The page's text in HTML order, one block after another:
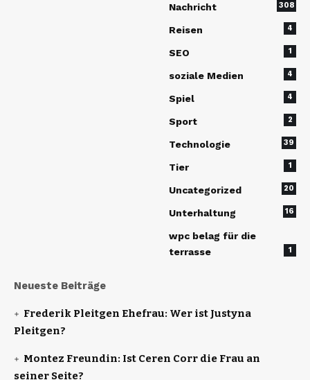
Nachricht 308
Reisen 4
SEO 1
soziale Medien 4
Spiel 4
Sport 2
Technologie 39
Tier 1
Uncategorized 20
Unterhaltung 16
wpc belag für die
terrasse
1
Neueste Beiträge
Frederik Pleitgen Ehefrau: Wer ist Justyna
Pleitgen?
Montez Freundin: Ist Ceren Corr die Frau an
seiner Seite?